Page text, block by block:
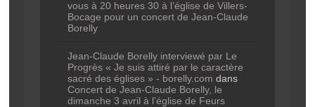
vous à 20 heures 30 à l’église de Villers-
Bocage pour un concert de Jean-Claude
Borelly
Jean-Claude Borelly interviewé par Le
Progrès « Je suis attiré par le caractère
sacré des églises » - borelly.com dans
Concert de Jean-Claude Borelly, le
dimanche 3 avril à l’église de Feurs